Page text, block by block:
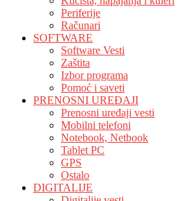
Periferije
Računari
SOFTWARE
Software Vesti
Zaštita
Izbor programa
Pomoć i saveti
PRENOSNI UREĐAJI
Prenosni uređaji vesti
Mobilni telefoni
Notebook, Netbook
Tablet PC
GPS
Ostalo
DIGITALIJE